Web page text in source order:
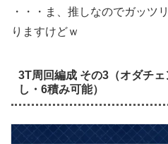
・・・ま、推しなのでガッツ
りますけどｗ
3T周回編成 その3（オダチ
し・6積み可能）